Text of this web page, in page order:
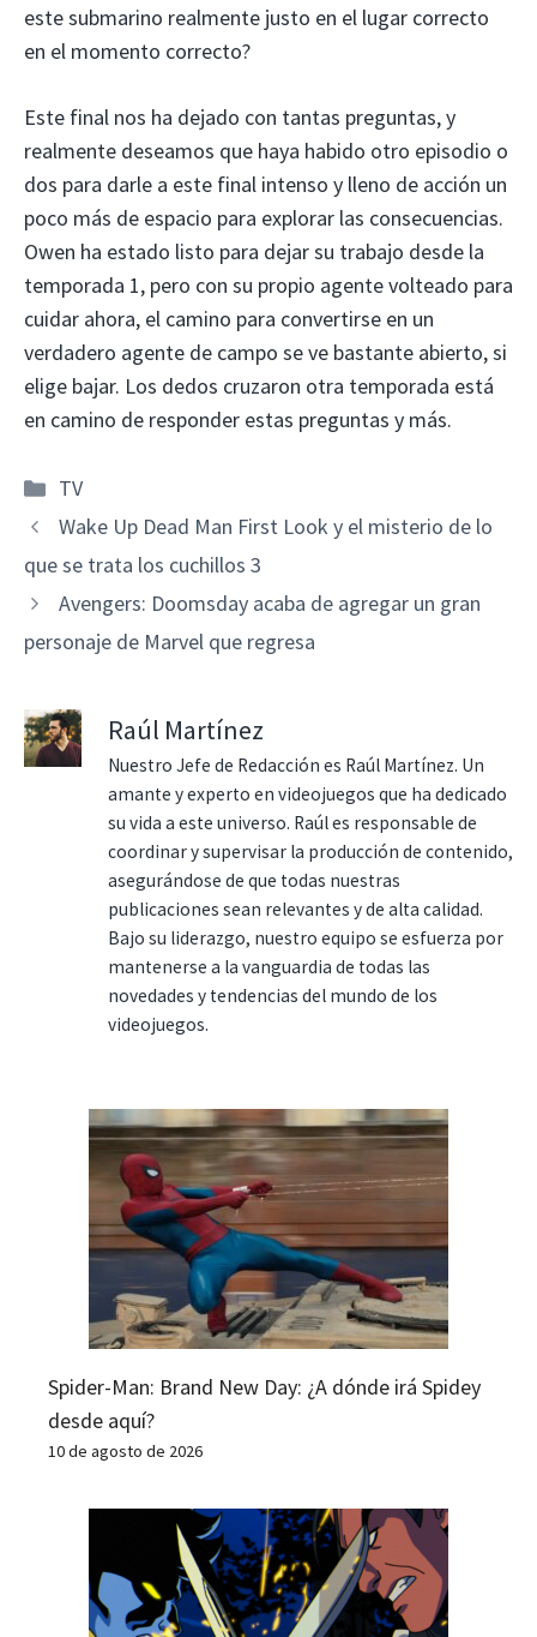
este submarino realmente justo en el lugar correcto
en el momento correcto?
Este final nos ha dejado con tantas preguntas, y
realmente deseamos que haya habido otro episodio o
dos para darle a este final intenso y lleno de acción un
poco más de espacio para explorar las consecuencias.
Owen ha estado listo para dejar su trabajo desde la
temporada 1, pero con su propio agente volteado para
cuidar ahora, el camino para convertirse en un
verdadero agente de campo se ve bastante abierto, si
elige bajar. Los dedos cruzaron otra temporada está
en camino de responder estas preguntas y más.
Categorías
TV
Wake Up Dead Man First Look y el misterio de lo
que se trata los cuchillos 3
Avengers: Doomsday acaba de agregar un gran
personaje de Marvel que regresa
Raúl Martínez
Nuestro Jefe de Redacción es Raúl Martínez. Un
amante y experto en videojuegos que ha dedicado
su vida a este universo. Raúl es responsable de
coordinar y supervisar la producción de contenido,
asegurándose de que todas nuestras
publicaciones sean relevantes y de alta calidad.
Bajo su liderazgo, nuestro equipo se esfuerza por
mantenerse a la vanguardia de todas las
novedades y tendencias del mundo de los
videojuegos.
Spider-Man: Brand New Day: ¿A dónde irá Spidey
desde aquí?
10 de agosto de 2026